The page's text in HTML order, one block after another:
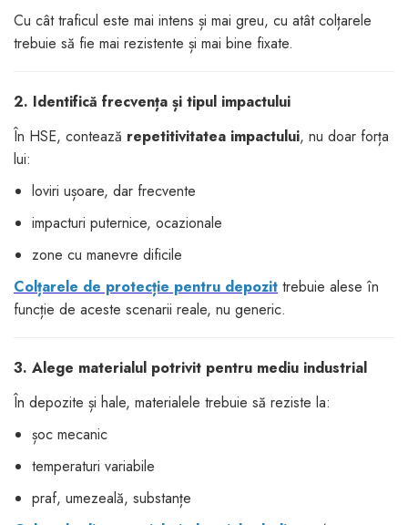
Cu cât traficul este mai intens și mai greu, cu atât colțarele
trebuie să fie mai rezistente și mai bine fixate.
2. Identifică frecvența și tipul impactului
În HSE, contează repetitivitatea impactului, nu doar forța
lui:
loviri ușoare, dar frecvente
impacturi puternice, ocazionale
zone cu manevre dificile
Colțarele de protecție pentru depozit trebuie alese în
funcție de aceste scenarii reale, nu generic.
3. Alege materialul potrivit pentru mediu industrial
În depozite și hale, materialele trebuie să reziste la:
șoc mecanic
temperaturi variabile
praf, umezeală, substanțe